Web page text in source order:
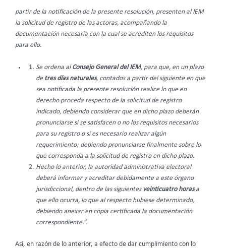
partir de la notificación de la presente resolución, presenten al IEM
la solicitud de registro de las actoras, acompañando la
documentación necesaria con la cual se acrediten los requisitos
para ello.
Se ordena al Consejo General del IEM, para que, en un plazo
de tres días naturales, contados a partir del siguiente en que
sea notificada la presente resolución realice lo que en
derecho proceda respecto de la solicitud de registro
indicado, debiendo considerar que en dicho plazo deberán
pronunciarse si se satisfacen o no los requisitos necesarios
para su registro o si es necesario realizar algún
requerimiento; debiendo pronunciarse finalmente sobre lo
que corresponda a la solicitud de registro en dicho plazo.
Hecho lo anterior, la autoridad administrativa electoral
deberá informar y acreditar debidamente a este órgano
jurisdiccional, dentro de las siguientes veinticuatro horasa
que ello ocurra, lo que al respecto hubiese determinado,
debiendo anexar en copia certificada la documentación
correspondiente.”.
Así, en razón de lo anterior, a efecto de dar cumplimiento con lo